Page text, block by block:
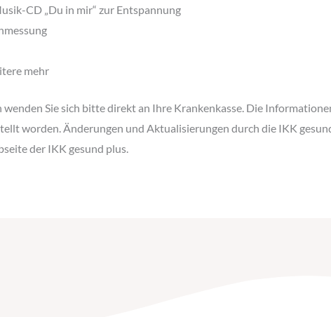
CD „Du in mir“ zur Entspannung
mehr
wenden Sie sich bitte direkt an Ihre Krankenkasse. Die
worden. Änderungen und Aktualisierungen durch die IKK
der IKK gesund plus.